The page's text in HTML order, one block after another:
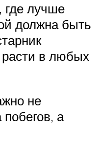
где лучше
должна быть
расти в любых
не
а